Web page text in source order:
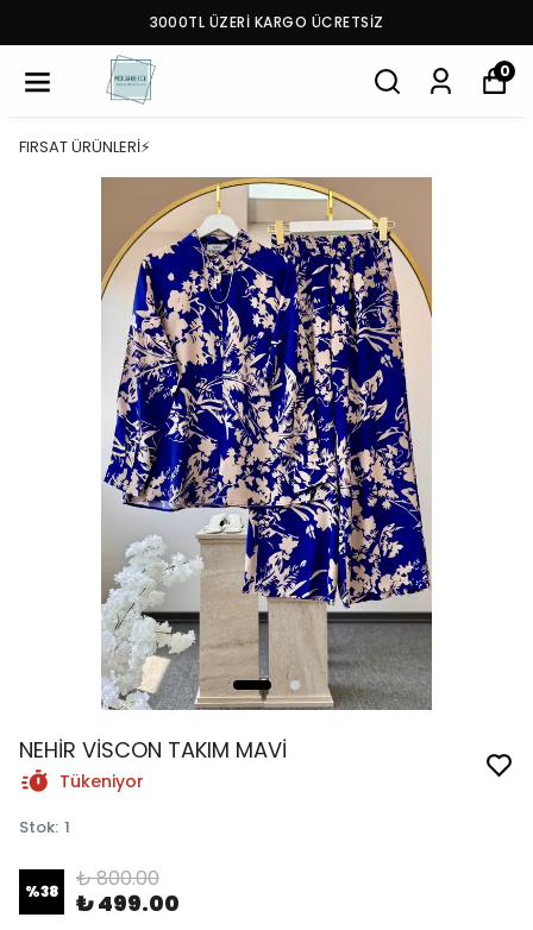
3000TL ÜZERİ KARGO ÜCRETSİZ
0
FIRSAT ÜRÜNLERİ⚡
NEHİR VİSCON TAKIM MAVİ
Tükeniyor
Stok: 1
%38 ₺ 800.00
₺ 499.00